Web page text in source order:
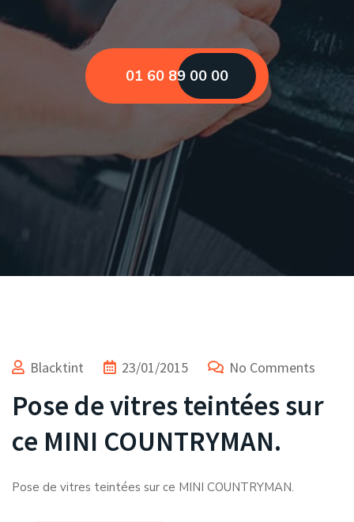
01 60 89 00 00
Blacktint 23/01/2015 No Comments
Pose de vitres teintées sur
ce MINI COUNTRYMAN.
Pose de vitres teintées sur ce MINI COUNTRYMAN.